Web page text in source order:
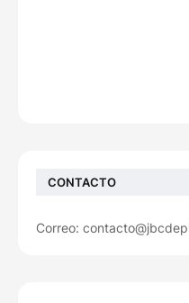
CONTACTO
Correo: